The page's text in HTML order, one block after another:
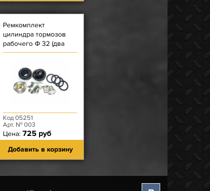
Ремкомплект
цилиндра тормозов
рабочего Ф 32 (два
поршня - на одно
Автодетальсервис
Код 05251
Арт. № 003
Цена: 725 руб
Добавить в корзину